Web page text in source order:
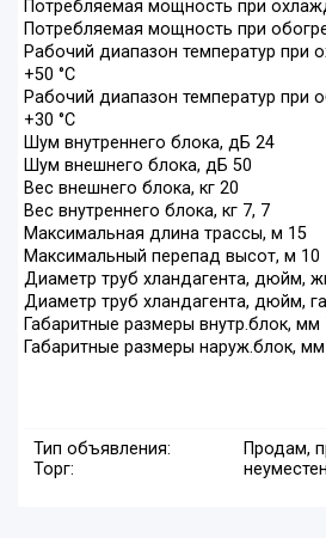
Потребляемая мощность при
Потребляемая мощность при
Рабочий диапазон температур при
+50 °C
Рабочий диапазон температур при
+30 °C
Шум внутреннего блока, дБ 24
Шум внешнего блока, дБ 50
Вес внешнего блока, кг 20
Вес внутреннего блока, кг 7, 7
Максимальная длина трассы, м 15
Максимальный перепад высот, м 10
Диаметр труб хландагента, дюйм,
Диаметр труб хландагента, дюйм,
Габаритные размеры внутр.блок,
Габаритные размеры наруж.блок,
Тип объявления:
Продам,
Торг:
неуместен